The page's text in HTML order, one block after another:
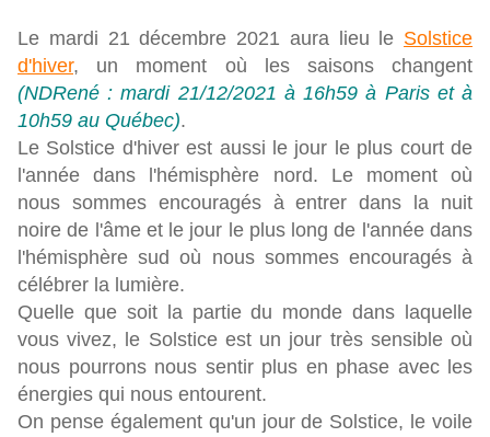
Le mardi 21 décembre 2021 aura lieu le Solstice
d'hiver, un moment où les saisons changent
(NDRené : mardi 21/12/2021 à 16h59 à Paris et à
10h59 au Québec).
Le Solstice d'hiver est aussi le jour le plus court de
l'année dans l'hémisphère nord. Le moment où
nous sommes encouragés à entrer dans la nuit
noire de l'âme et le jour le plus long de l'année dans
l'hémisphère sud où nous sommes encouragés à
célébrer la lumière.
Quelle que soit la partie du monde dans laquelle
vous vivez, le Solstice est un jour très sensible où
nous pourrons nous sentir plus en phase avec les
énergies qui nous entourent.
On pense également qu'un jour de Solstice, le voile